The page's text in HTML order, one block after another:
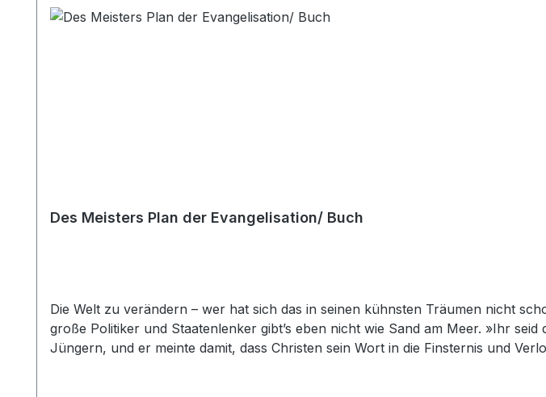
Des Meisters Plan der Evangelisation/ Buch
Die Welt zu verändern – wer hat sich das in seinen kühnsten Träumen nicht
große Politiker und Staatenlenker gibt’s eben nicht wie Sand am Meer. »Ihr
Jüngern, und er meinte damit, dass Christen sein Wort in die Finsternis und